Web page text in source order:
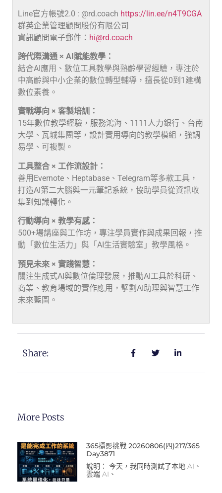
Line官方帳號2.0 : @rd.coach https://lin.ee/n4T9CGA
群英企業管理顧問股份有限公司
資訊顧問電子郵件： hi@rd.coach
跨代際溝通 × AI賦能教學：
結合AI應用、數位工具教學與熟齡學習經驗，專注於
中高齡與中小企業的數位轉型輔導，擅長從0到1建構
數位素養。
實戰導向 × 客製培訓：
15年數位教學經驗，服務鴻海、1111人力銀行、台南
大學、瓦城集團等，設計實用導向的教學模組，強調
易學、可複製。
工具整合 × 工作流設計：
善用Evernote、Heptabase、Telegram等多款工具，
打造AI第二大腦與一元筆記系統，協助學員從資訊收
集到知識轉化。
行動導向 × 教學有感：
500+場講座與工作坊，專注學員實作與成果回報，推
動「數位生活力」與「AI生活實驗室」教學風格。
預見未來 × 實踐智慧：
關注生成式AI與數位倫理發展，推動AI工具於科研、
商業、教育場域的實作應用，擘劃AI助理與智慧工作
未來藍圖。
Share:
More Posts
365攝影挑戰 20260806(四)217/365
Day3871
說明： 今天，我同時測試了本地 AI、
雲端 AI、